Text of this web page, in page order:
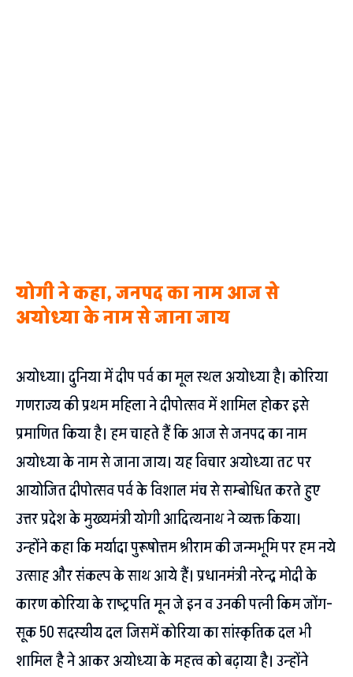
योगी ने कहा, जनपद का नाम आज से
अयोध्या के नाम से जाना जाय
अयोध्या। दुनिया में दीप पर्व का मूल स्थल अयोध्या है। कोरिया
गणराज्य की प्रथम महिला ने दीपोत्सव में शामिल होकर इसे
प्रमाणित किया है। हम चाहते हैं कि आज से जनपद का नाम
अयोध्या के नाम से जाना जाय। यह विचार अयोध्या तट पर
आयोजित दीपोत्सव पर्व के विशाल मंच से सम्बोधित करते हुए
उत्तर प्रदेश के मुख्यमंत्री योगी आदित्यनाथ ने व्यक्त किया।
उन्होंने कहा कि मर्यादा पुरूषोत्तम श्रीराम की जन्मभूमि पर हम नये
उत्साह और संकल्प के साथ आये हैं। प्रधानमंत्री नरेन्द्र मोदी के
कारण कोरिया के राष्ट्रपति मून जे इन व उनकी पत्नी किम जोंग-
सूक 50 सदस्यीय दल जिसमें कोरिया का सांस्कृतिक दल भी
शामिल है ने आकर अयोध्या के महत्व को बढ़ाया है। उन्होंने